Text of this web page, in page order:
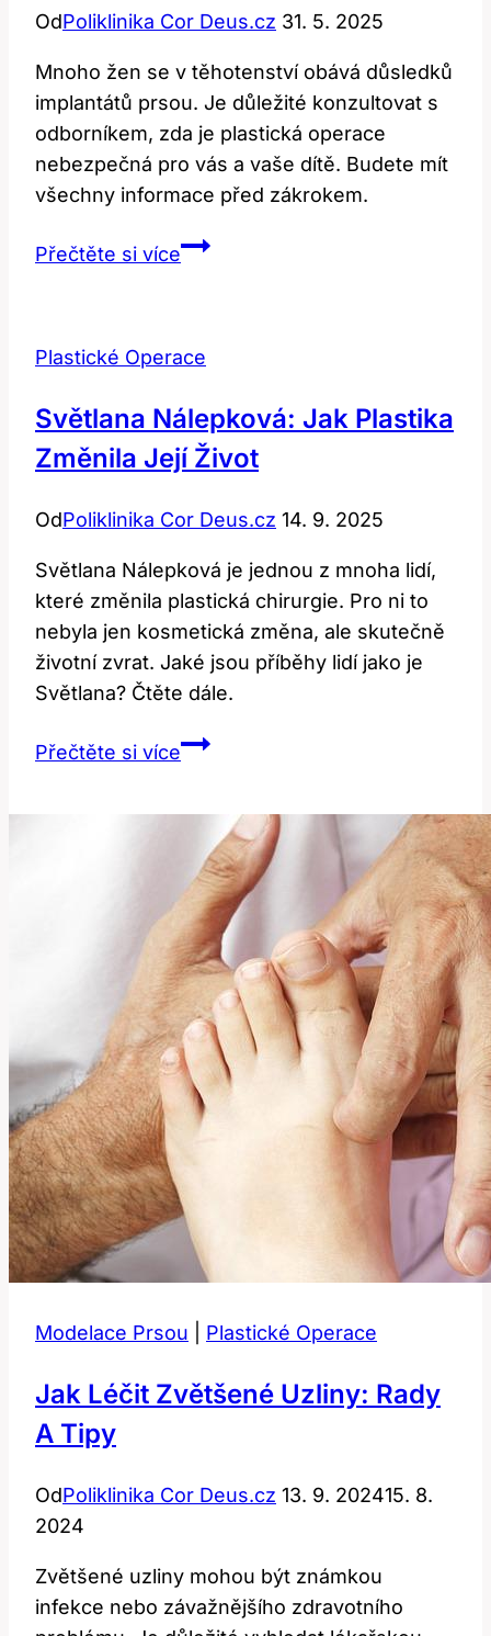
OdPoliklinika Cor Deus.cz 31. 5. 2025
Mnoho žen se v těhotenství obává důsledků
implantátů prsou. Je důležité konzultovat s
odborníkem, zda je plastická operace
nebezpečná pro vás a vaše dítě. Budete mít
všechny informace před zákrokem.
Přečtěte si vícePlastika
Co
vědět
před
Plastické Operace
Světlana Nálepková: Jak Plastika
Změnila Její Život
OdPoliklinika Cor Deus.cz 14. 9. 2025
Světlana Nálepková je jednou z mnoha lidí,
které změnila plastická chirurgie. Pro ni to
nebyla jen kosmetická změna, ale skutečně
životní zvrat. Jaké jsou příběhy lidí jako je
Světlana? Čtěte dále.
Přečtěte si víceSvětlana
Plastika
Změnila
Její
Život
Modelace Prsou Plastické Operace
Jak Léčit Zvětšené Uzliny: Rady
A Tipy
OdPoliklinika Cor Deus.cz 13. 9. 202415. 8.
2024
Zvětšené uzliny mohou být známkou
infekce nebo závažnějšího zdravotního